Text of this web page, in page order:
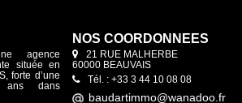
agence
située en
forte d’une
dans
NOS COORDONNÉES
21 RUE MALHERBE
60000 BEAUVAIS
Tél. : +33 3 44 10 08 08